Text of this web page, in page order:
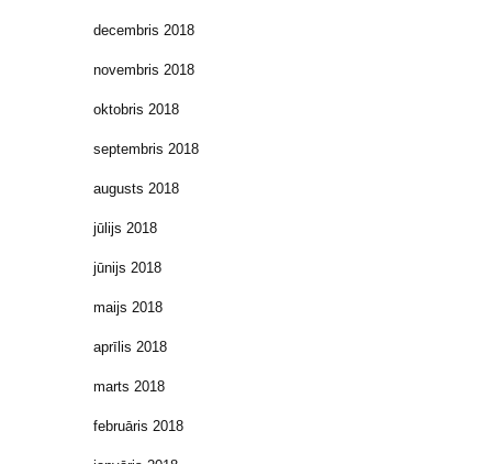
decembris 2018
novembris 2018
oktobris 2018
septembris 2018
augusts 2018
jūlijs 2018
jūnijs 2018
maijs 2018
aprīlis 2018
marts 2018
februāris 2018